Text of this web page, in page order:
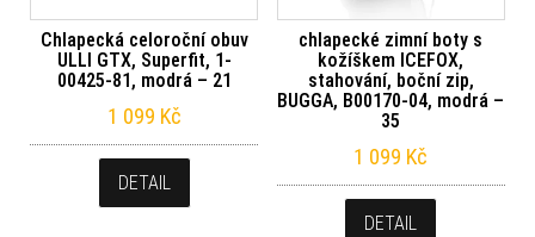
Chlapecká celoroční obuv
ULLI GTX, Superfit, 1-
00425-81, modrá – 21
1 099 Kč
DETAIL
chlapecké zimní boty s
kožíškem ICEFOX,
stahování, boční zip,
BUGGA, B00170-04, modrá –
35
1 099 Kč
DETAIL